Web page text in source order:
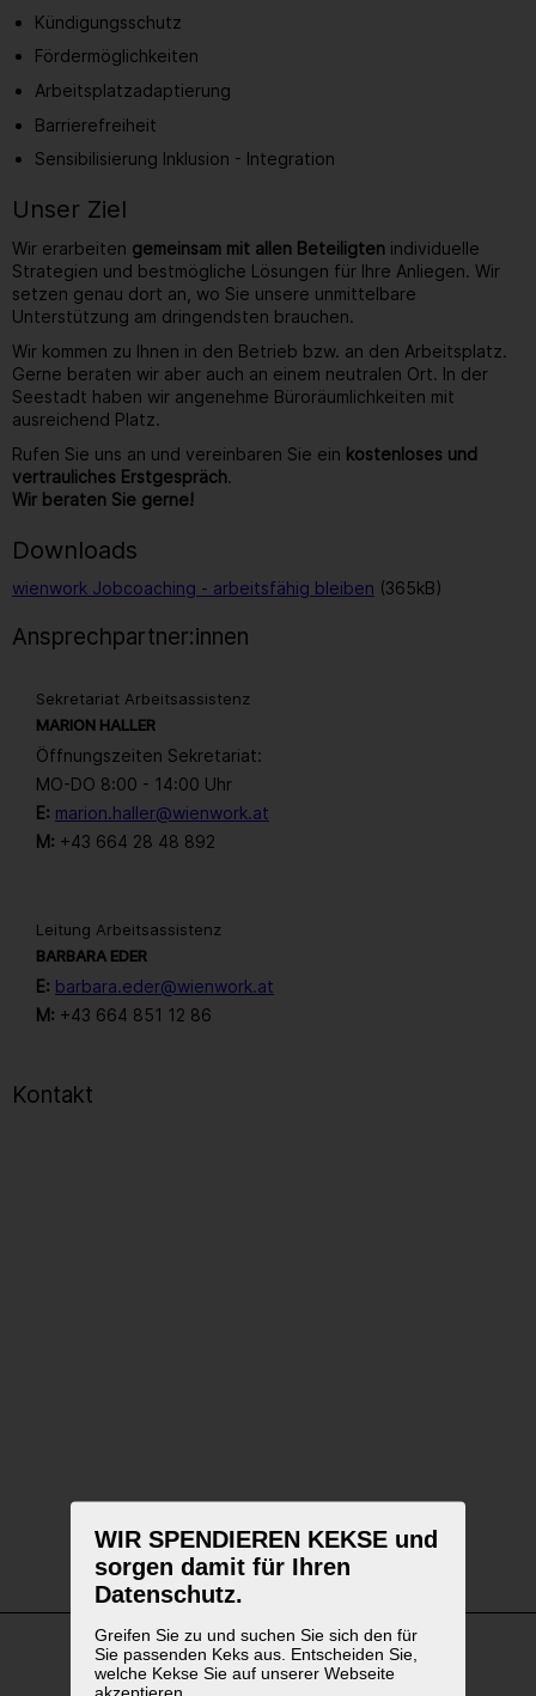
WIR SPENDIEREN KEKSE und
sorgen damit für Ihren
Datenschutz.
Greifen Sie zu und suchen Sie sich den für
Sie passenden Keks aus. Entscheiden Sie,
welche Kekse Sie auf unserer Webseite
akzeptieren.
Kündigungsschutz
Fördermöglichkeiten
Arbeitsplatzadaptierung
Barrierefreiheit
Sensibilisierung Inklusion - Integration
Unser Ziel
Wir erarbeiten gemeinsam mit allen Beteiligten individuelle
Strategien und bestmögliche Lösungen für Ihre Anliegen. Wir
setzen genau dort an, wo Sie unsere unmittelbare
Unterstützung am dringendsten brauchen.
Wir kommen zu Ihnen in den Betrieb bzw. an den Arbeitsplatz.
Gerne beraten wir aber auch an einem neutralen Ort. In der
Seestadt haben wir angenehme Büroräumlichkeiten mit
ausreichend Platz.
Rufen Sie uns an und vereinbaren Sie ein kostenloses und
vertrauliches Erstgespräch.
Wir beraten Sie gerne!
Downloads
wienwork Jobcoaching - arbeitsfähig bleiben (365kB)
Ansprechpartner:innen
Sekretariat Arbeitsassistenz
MARION HALLER
Öffnungszeiten Sekretariat:
MO-DO 8:00 - 14:00 Uhr
E: marion.haller@wienwork.at
M: +43 664 28 48 892
Leitung Arbeitsassistenz
BARBARA EDER
E: barbara.eder@wienwork.at
M: +43 664 851 12 86
Kontakt
WEITERFÜHRENDE LINKS